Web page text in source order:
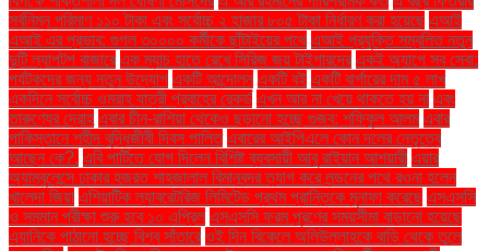
সর্বনিম্ন পরিমাণ ১১০ টাকা এবং সর্বোচ্চ ২ হাজার ৮০৫ টাকা নির্ধারণ করা হয়েছে এআই
এআই এর প্রভাব: গুগল ৩০০০০ কর্মীকে ছাঁটাইয়ের পথে এআই প্রযুক্তি সম্বলিত নতুন
দুটি ল্যাপটপ বাজারে এক ম্যাচ হাতে রেখে সিরিজ জয় টাইগারদের একই অ্যাপে সব সেবা:
পর্যটকদের জন্য নতুন উদ্যোগ একটি আন্দোলন একটি বই একটি বার্গারের দাম ৫ লাখ
একদিনে সর্বোচ্চ ওমরাহ যাত্রী প্রবাহের রেকর্ড এখন আর না খেয়ে থাকতে হয় না এবং
তারুণ্যের দ্রোহ এবার চীন-রাশিয়া থেকেও ছড়ানো হচ্ছে গুজব: শফিকুল আলম এবার
পাকিস্তানে শহীদ বুদ্ধিজীবী দিবস পালিত এবারের আইপিএলে কোন দলের নেতৃত্বে
আছেন কে?. এবি পার্টিতে যোগ দিলেন বিশিষ্ট ব্যবসায়ী আবু রাইয়ান আশয়ারী এয়ার
অ্যাম্বুলেন্সে ঢাকার হজরত শাহজালাল বিমানবন্দর ত্যাগ করে লন্ডনের পথে রওনা হলেন
খালেদা জিয়া এশিয়াটিক ল্যাবরেটরিজ লিমিটেড প্রথম প্রান্তিকে মুনাফা করেছে এসএসসি
ও সমমান পরীক্ষা শুরু হবে ১০ এপ্রিল এসএসসি ফরম পূরণের সময়সীমা বাড়ানো হয়েছে
এ্যানিকে পাঠানো হচ্ছে বিশ্ব সাঁতারে ওই দিন বিকেলে অলিউল্লাহকে বাড়ি থেকে তুলে